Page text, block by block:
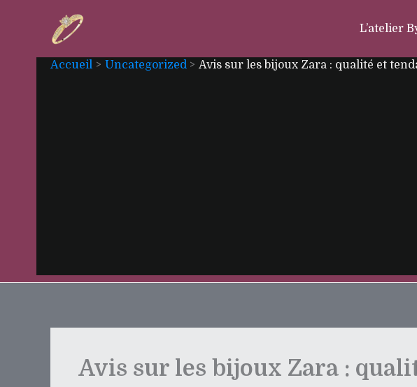
L’atelier
Accueil Uncategorized Avis sur les bijoux Zara : qualité et
Avis sur les bijoux Zara :